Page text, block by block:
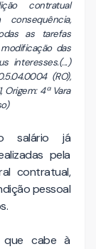
contratual
as tarefas
das
interesses.(...)
(RO),
Origem: 4ª Vara
salário já
pela
contratual,
pessoal
que cabe à